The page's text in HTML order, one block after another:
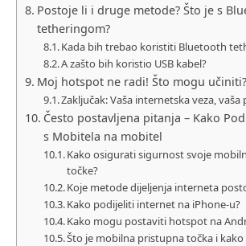
Postoje li i druge metode? Što je s
tetheringom?
Kada bih trebao koristiti Bluetooth
A zašto bih koristio USB kabel?
Moj hotspot ne radi! Što mogu učiniti?
Zaključak: Vaša internetska veza, vaša
Često postavljena pitanja – Kako
s Mobitela na mobitel
Kako osigurati sigurnost svoje
točke?
Koje metode dijeljenja interneta
Kako podijeliti internet na iPhone-u?
Kako mogu postaviti hotspot na
Što je mobilna pristupna točka i